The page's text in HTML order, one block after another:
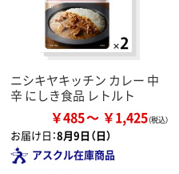
ニシキヤキッチン カレー 中
辛 にしき食品 レトルト
￥485 ￥1,425
お届け日：8月9日（日）
アスクル在庫商品